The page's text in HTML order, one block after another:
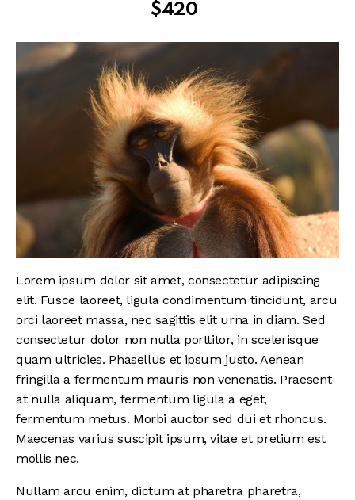
$420
Lorem ipsum dolor sit amet, consectetur adipiscing
elit. Fusce laoreet, ligula condimentum tincidunt, arcu
orci laoreet massa, nec sagittis elit urna in diam. Sed
consectetur dolor non nulla porttitor, in scelerisque
quam ultricies. Phasellus et ipsum justo. Aenean
fringilla a fermentum mauris non venenatis. Praesent
at nulla aliquam, fermentum ligula a eget,
fermentum metus. Morbi auctor sed dui et rhoncus.
Maecenas varius suscipit ipsum, vitae et pretium est
mollis nec.
Nullam arcu enim, dictum at pharetra pharetra,